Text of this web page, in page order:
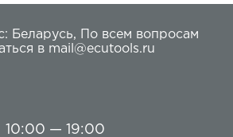
Беларусь,
По всем вопросам
в mail@ecutools.ru
10:00 — 19:00